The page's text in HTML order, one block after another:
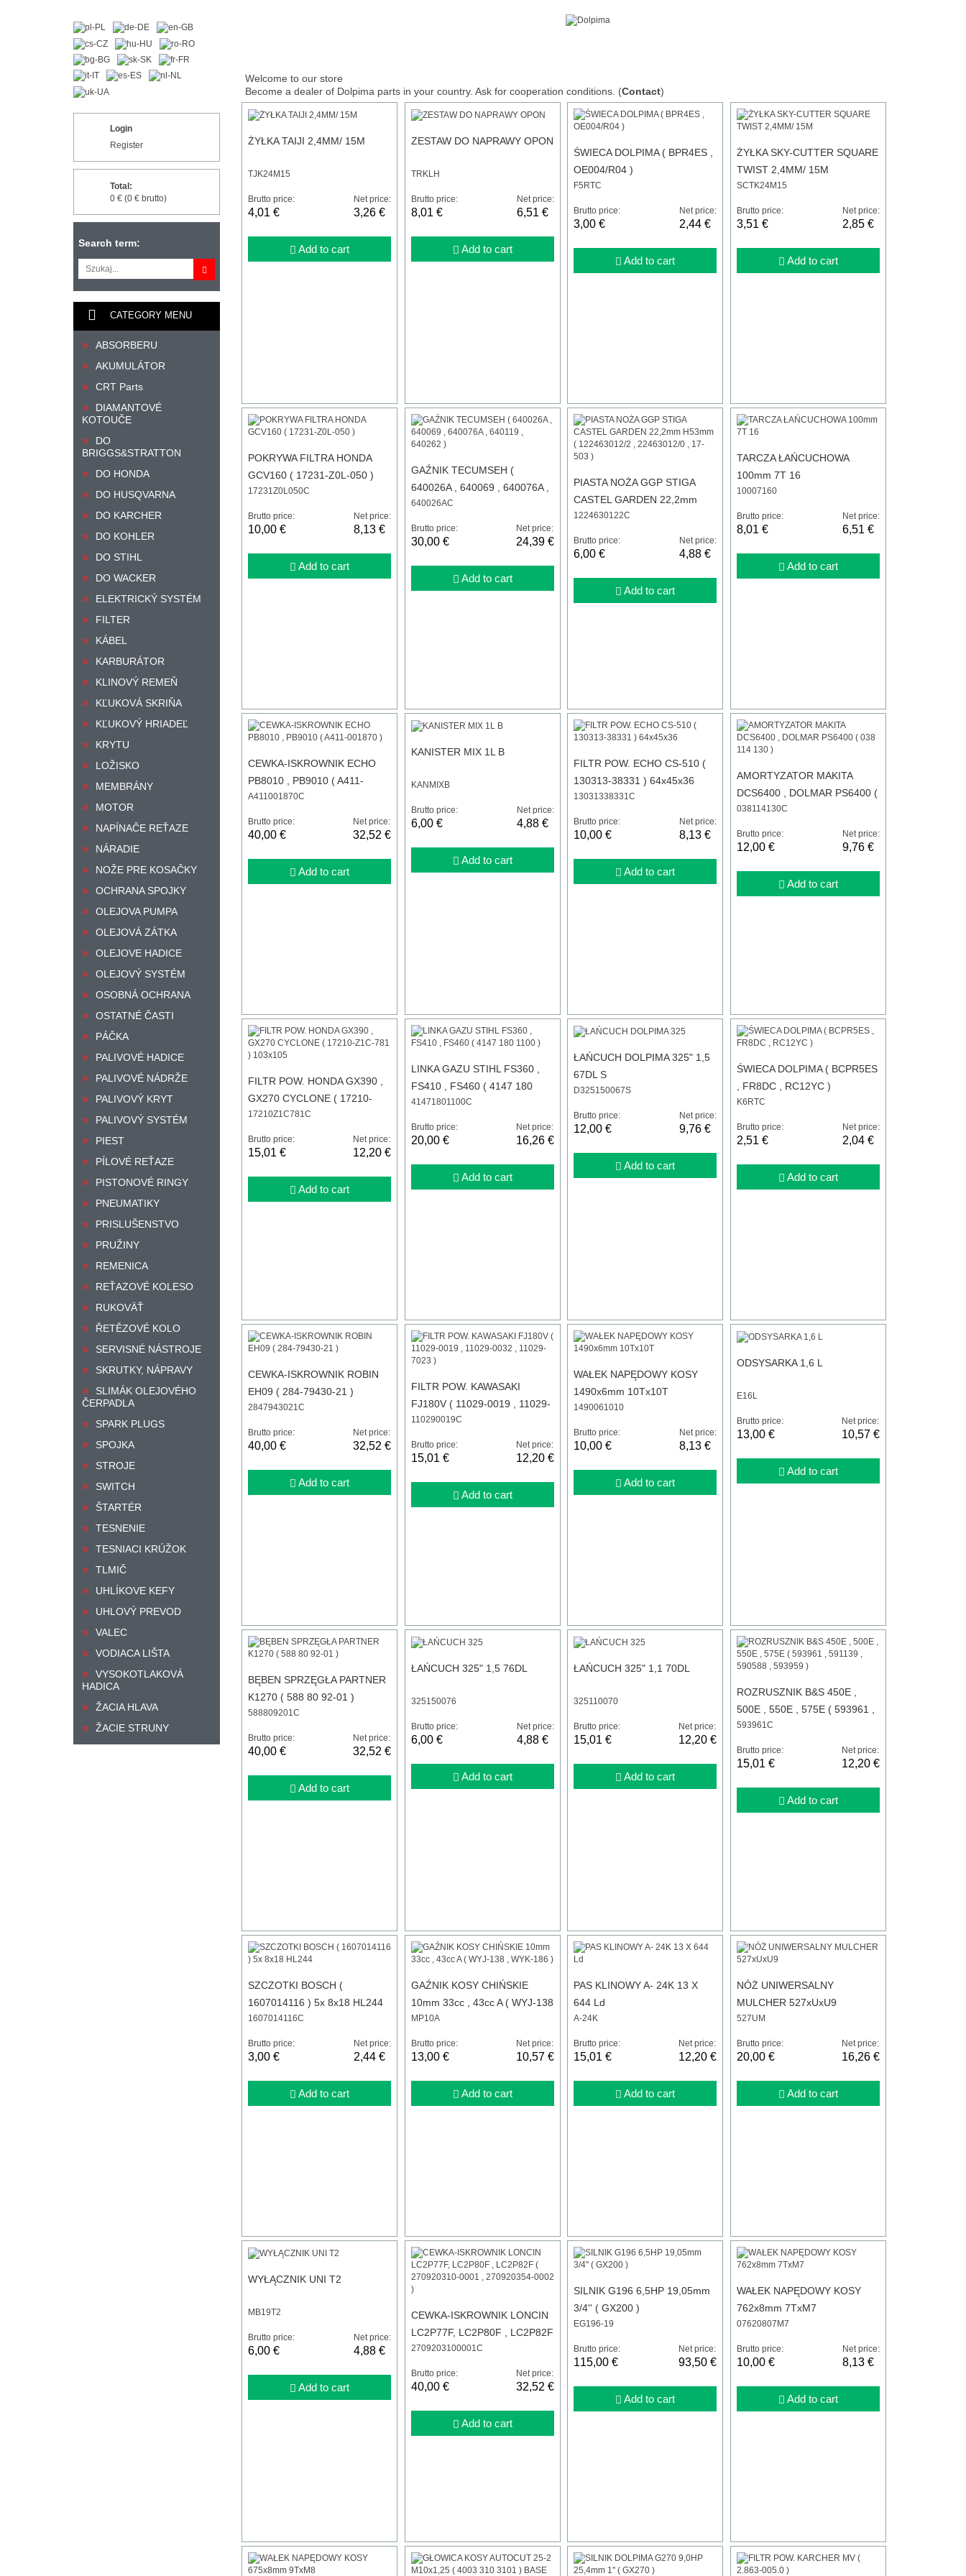
Login
Register
Total:
0 € (0 € brutto)
Search term:
CATEGORY MENU
ABSORBERU
AKUMULÁTOR
CRT Parts
DIAMANTOVÉ
KOTOUČE
DO
BRIGGS&STRATTON
DO HONDA
DO HUSQVARNA
DO KARCHER
DO KOHLER
DO STIHL
DO WACKER
ELEKTRICKÝ SYSTÉM
FILTER
KÁBEL
KARBURÁTOR
KLINOVÝ REMEŇ
KĽUKOVÁ SKRIŇA
KĽUKOVÝ HRIADEĽ
KRYTU
LOŽISKO
MEMBRÁNY
MOTOR
NAPÍNAČE REŤAZE
NÁRADIE
NOŽE PRE KOSAČKY
OCHRANA SPOJKY
OLEJOVA PUMPA
OLEJOVÁ ZÁTKA
OLEJOVE HADICE
OLEJOVÝ SYSTÉM
OSOBNÁ OCHRANA
OSTATNÉ ČASTI
PÁČKA
PALIVOVÉ HADICE
PALIVOVÉ NÁDRŽE
PALIVOVÝ KRYT
PALIVOVÝ SYSTÉM
PIEST
PÍLOVÉ REŤAZE
PISTONOVÉ RINGY
PNEUMATIKY
PRISLUŠENSTVO
PRUŽINY
REMENICA
REŤAZOVÉ KOLESO
RUKOVÄŤ
ŘETĚZOVÉ KOLO
SERVISNÉ NÁSTROJE
SKRUTKY, NÁPRAVY
SLIMÁK OLEJOVÉHO
ČERPADLA
SPARK PLUGS
SPOJKA
STROJE
SWITCH
ŠTARTÉR
TESNENIE
TESNIACI KRÚŽOK
TLMIČ
UHLÍKOVE KEFY
UHLOVÝ PREVOD
VALEC
VODIACA LIŠTA
VYSOKOTLAKOVÁ
HADICA
ŽACIA HLAVA
ŽACIE STRUNY
Welcome to our store
Become a dealer of Dolpima parts in your country. Ask for cooperation conditions. (Contact)
ŻYŁKA TAIJI 2,4MM/ 15M
TJK24M15
Brutto price:
4,01 €
Net price:
3,26 €
Add to cart
ZESTAW DO NAPRAWY OPON
TRKLH
Brutto price:
8,01 €
Net price:
6,51 €
Add to cart
ŚWIECA DOLPIMA ( BPR4ES ,
OE004/R04 )
F5RTC
Brutto price:
3,00 €
Net price:
2,44 €
Add to cart
ŻYŁKA SKY-CUTTER SQUARE
TWIST 2,4MM/ 15M
SCTK24M15
Brutto price:
3,51 €
Net price:
2,85 €
Add to cart
POKRYWA FILTRA HONDA
GCV160 ( 17231-Z0L-050 )
17231Z0L050C
Brutto price:
10,00 €
Net price:
8,13 €
Add to cart
GAŹNIK TECUMSEH (
640026A , 640069 , 640076A ,
640119 , 640262 )
640026AC
Brutto price:
30,00 €
Net price:
24,39 €
Add to cart
PIASTA NOŻA GGP STIGA
CASTEL GARDEN 22,2mm
H53mm ( 122463012/2 ,
22463012/0 , 17-503 )
1224630122C
Brutto price:
6,00 €
Net price:
4,88 €
Add to cart
TARCZA ŁAŃCUCHOWA
100mm 7T 16
10007160
Brutto price:
8,01 €
Net price:
6,51 €
Add to cart
CEWKA-ISKROWNIK ECHO
PB8010 , PB9010 ( A411-
001870 )
A411001870C
Brutto price:
40,00 €
Net price:
32,52 €
Add to cart
KANISTER MIX 1L B
KANMIXB
Brutto price:
6,00 €
Net price:
4,88 €
Add to cart
FILTR POW. ECHO CS-510 (
130313-38331 ) 64x45x36
13031338331C
Brutto price:
10,00 €
Net price:
8,13 €
Add to cart
AMORTYZATOR MAKITA
DCS6400 , DOLMAR PS6400 (
038 114 130 )
038114130C
Brutto price:
12,00 €
Net price:
9,76 €
Add to cart
FILTR POW. HONDA GX390 ,
GX270 CYCLONE ( 17210-
Z1C-781 ) 103x105
17210Z1C781C
Brutto price:
15,01 €
Net price:
12,20 €
Add to cart
LINKA GAZU STIHL FS360 ,
FS410 , FS460 ( 4147 180
1100 )
41471801100C
Brutto price:
20,00 €
Net price:
16,26 €
Add to cart
ŁAŃCUCH DOLPIMA 325" 1,5
67DL S
D325150067S
Brutto price:
12,00 €
Net price:
9,76 €
Add to cart
ŚWIECA DOLPIMA ( BCPR5ES
, FR8DC , RC12YC )
K6RTC
Brutto price:
2,51 €
Net price:
2,04 €
Add to cart
CEWKA-ISKROWNIK ROBIN
EH09 ( 284-79430-21 )
2847943021C
Brutto price:
40,00 €
Net price:
32,52 €
Add to cart
FILTR POW. KAWASAKI
FJ180V ( 11029-0019 , 11029-
0032 , 11029-7023 )
110290019C
Brutto price:
15,01 €
Net price:
12,20 €
Add to cart
WAŁEK NAPĘDOWY KOSY
1490x6mm 10Tx10T
1490061010
Brutto price:
10,00 €
Net price:
8,13 €
Add to cart
ODSYSARKA 1,6 L
E16L
Brutto price:
13,00 €
Net price:
10,57 €
Add to cart
BĘBEN SPRZĘGŁA PARTNER
K1270 ( 588 80 92-01 )
588809201C
Brutto price:
40,00 €
Net price:
32,52 €
Add to cart
ŁAŃCUCH 325" 1,5 76DL
325150076
Brutto price:
6,00 €
Net price:
4,88 €
Add to cart
ŁAŃCUCH 325" 1,1 70DL
325110070
Brutto price:
15,01 €
Net price:
12,20 €
Add to cart
ROZRUSZNIK B&S 450E ,
500E , 550E , 575E ( 593961 ,
591139 , 590588 , 593959 )
593961C
Brutto price:
15,01 €
Net price:
12,20 €
Add to cart
SZCZOTKI BOSCH (
1607014116 ) 5x 8x18 HL244
1607014116C
Brutto price:
3,00 €
Net price:
2,44 €
Add to cart
GAŹNIK KOSY CHIŃSKIE
10mm 33cc , 43cc A ( WYJ-138
, WYK-186 )
MP10A
Brutto price:
13,00 €
Net price:
10,57 €
Add to cart
PAS KLINOWY A- 24K 13 X
644 Ld
A-24K
Brutto price:
15,01 €
Net price:
12,20 €
Add to cart
NÓŻ UNIWERSALNY
MULCHER 527xUxU9
527UM
Brutto price:
20,00 €
Net price:
16,26 €
Add to cart
WYŁĄCZNIK UNI T2
MB19T2
Brutto price:
6,00 €
Net price:
4,88 €
Add to cart
CEWKA-ISKROWNIK LONCIN
LC2P77F, LC2P80F , LC2P82F
( 270920310-0001 ,
270920354-0002 )
2709203100001C
Brutto price:
40,00 €
Net price:
32,52 €
Add to cart
SILNIK G196 6,5HP 19,05mm
3/4'' ( GX200 )
EG196-19
Brutto price:
115,00 €
Net price:
93,50 €
Add to cart
WAŁEK NAPĘDOWY KOSY
762x8mm 7TxM7
07620807M7
Brutto price:
10,00 €
Net price:
8,13 €
Add to cart